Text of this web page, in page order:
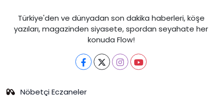
Türkiye'den ve dünyadan son dakika haberleri, köşe
yazıları, magazinden siyasete, spordan seyahate her
konuda Flow!
Nöbetçi Eczaneler